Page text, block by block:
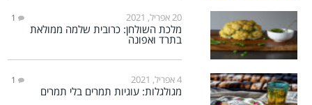
20 אפריל, 2021 1
מלכת השולחן: כרובית שלמה ממולאת
בתרד ואפונה
4 אפריל, 2021 1
מגולגלות: עוגיות תמרים בלי תמרים